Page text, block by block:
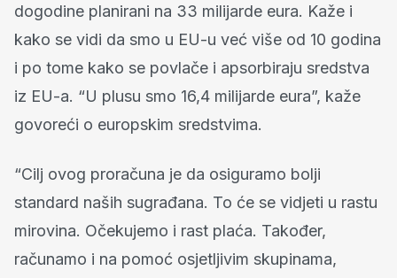
dogodine planirani na 33 milijarde eura. Kaže i
kako se vidi da smo u EU-u već više od 10 godina
i po tome kako se povlače i apsorbiraju sredstva
iz EU-a. “U plusu smo 16,4 milijarde eura”, kaže
govoreći o europskim sredstvima.
“Cilj ovog proračuna je da osiguramo bolji
standard naših sugrađana. To će se vidjeti u rastu
mirovina. Očekujemo i rast plaća. Također,
računamo i na pomoć osjetljivim skupinama,